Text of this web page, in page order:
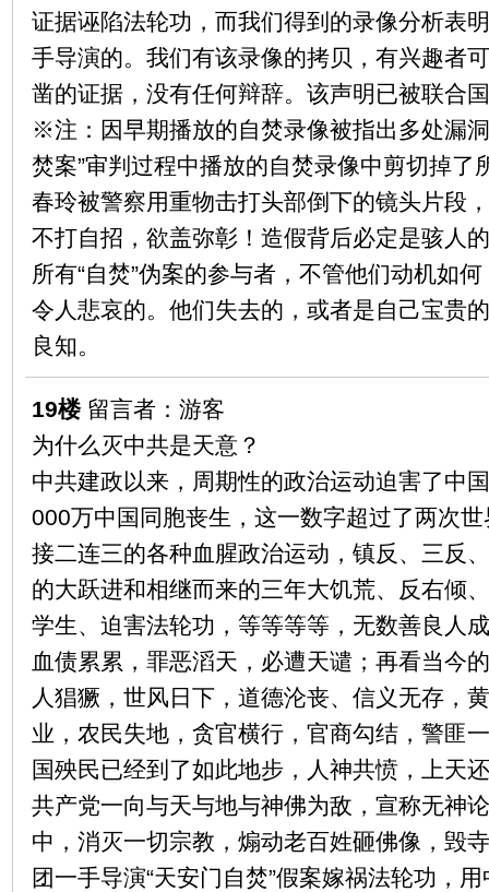
证据诬陷法轮功，而我们得到的录像分析表
手导演的。我们有该录像的拷贝，有兴趣者
凿的证据，没有任何辩辞。该声明已被联合
※注：因早期播放的自焚录像被指出多处漏
焚案”审判过程中播放的自焚录像中剪切掉了
春玲被警察用重物击打头部倒下的镜头片段
不打自招，欲盖弥彰！造假背后必定是骇人
所有“自焚”伪案的参与者，不管他们动机如
令人悲哀的。他们失去的，或者是自己宝贵
良知。
19楼留言者：游客
为什么灭中共是天意？
中共建政以来，周期性的政治运动迫害了中
000万中国同胞丧生，这一数字超过了两次
接二连三的各种血腥政治运动，镇反、三反
的大跃进和相继而来的三年大饥荒、反右倾
学生、迫害法轮功，等等等等，无数善良人
血债累累，罪恶滔天，必遭天谴；再看当今
人猖獗，世风日下，道德沦丧、信义无存，
业，农民失地，贪官横行，官商勾结，警
国殃民已经到了如此地步，人神共愤，上天
共产党一向与天与地与神佛为敌，宣称无神
中，消灭一切宗教，煽动老百姓砸佛像，毁
团一手导演“天安门自焚”假案嫁祸法轮功，